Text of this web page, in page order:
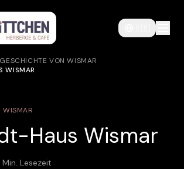
GESCHICHTE VON WISMAR
WISMAR
WISMAR
Haus Wismar
Min. Lesezeit